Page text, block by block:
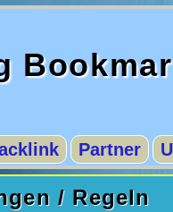
Partner
/ Regeln